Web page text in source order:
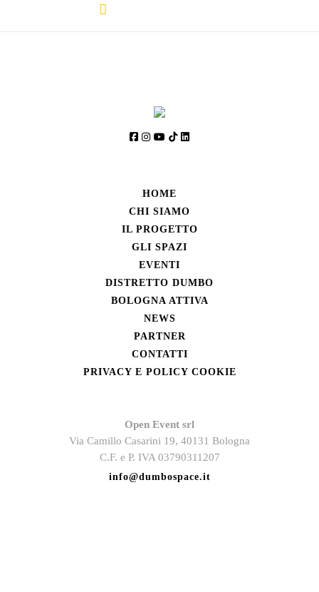
HOME
CHI SIAMO
IL PROGETTO
GLI SPAZI
EVENTI
DISTRETTO DUMBO
BOLOGNA ATTIVA
NEWS
PARTNER
CONTATTI
PRIVACY E POLICY COOKIE
Open Event srl
Via Camillo Casarini 19, 40131 Bologna
C.F. e P. IVA 03790311207
info@dumbospace.it